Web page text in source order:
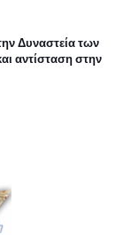
Δυναστεία των
αντίσταση στην